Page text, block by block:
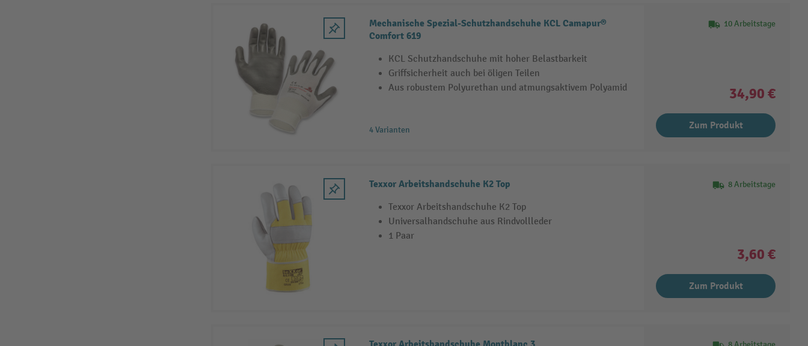
Mechanische Spezial-Schutzhandschuhe KCL Camapur®
Comfort 619
KCL Schutzhandschuhe mit hoher Belastbarkeit
Griffsicherheit auch bei öligen Teilen
Aus robustem Polyurethan und atmungsaktivem Polyamid
4 Varianten
10 Arbeitstage
34,90 €
Zum Produkt
Texxor Arbeitshandschuhe K2 Top
Texxor Arbeitshandschuhe K2 Top
Universalhandschuhe aus Rindvollleder
1 Paar
8 Arbeitstage
3,60 €
Zum Produkt